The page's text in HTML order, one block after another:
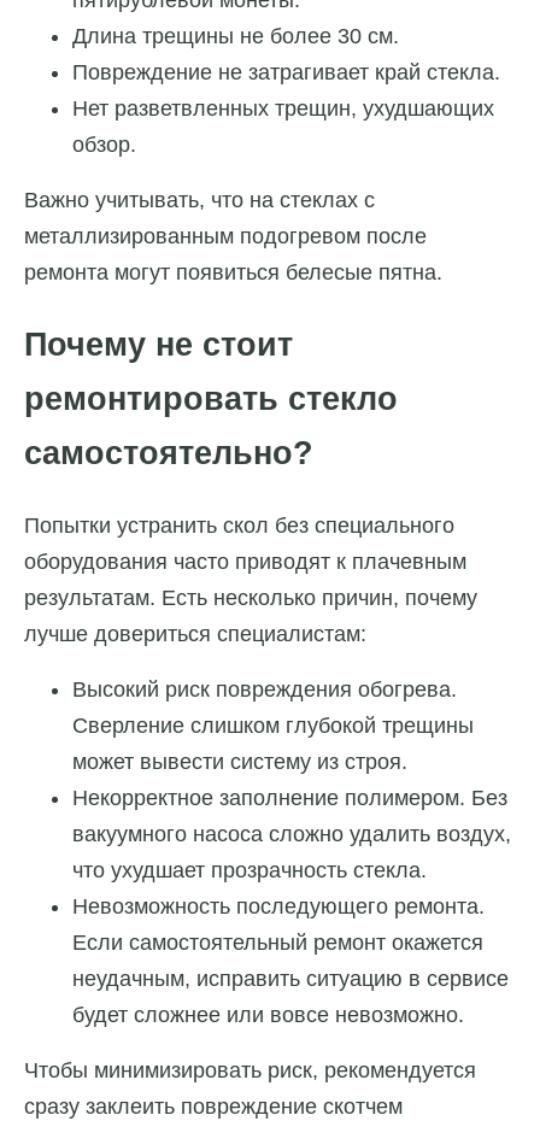
Длина трещины не более 30 см.
Повреждение не затрагивает край стекла.
Нет разветвленных трещин, ухудшающих
обзор.
Важно учитывать, что на стеклах с
металлизированным подогревом после
ремонта могут появиться белесые пятна.
Почему не стоит
ремонтировать стекло
самостоятельно?
Попытки устранить скол без специального
оборудования часто приводят к плачевным
результатам. Есть несколько причин, почему
лучше довериться специалистам:
Высокий риск повреждения обогрева.
Сверление слишком глубокой трещины
может вывести систему из строя.
Некорректное заполнение полимером. Без
вакуумного насоса сложно удалить воздух,
что ухудшает прозрачность стекла.
Невозможность последующего ремонта.
Если самостоятельный ремонт окажется
неудачным, исправить ситуацию в сервисе
будет сложнее или вовсе невозможно.
Чтобы минимизировать риск, рекомендуется
сразу заклеить повреждение скотчем